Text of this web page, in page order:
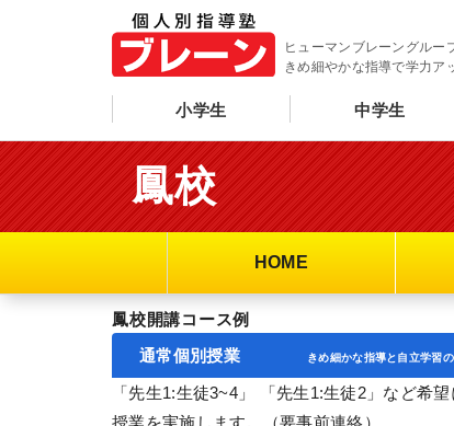
ヒューマンブレーングルー
きめ細やかな指導で学力ア
小学生 中学生
鳳校
HOME
鳳校開講コース例
通常個別授業
きめ細かな指導と自立学習
「先生1:生徒3~4」 「先生1:生徒2」など希